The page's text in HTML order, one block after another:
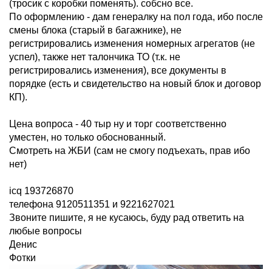
(тросик с коробки поменять). собсно все.
По оформлению - дам генералку на пол года, ибо после
смены блока (старый в багажнике), не
регистрировались изменения номерных агрегатов (не
успел), также нет талончика ТО (т.к. не
регистрировались изменения), все документы в
порядке (есть и свидетельство на новый блок и договор
КП).
Цена вопроса - 40 тыр ну и торг соответственно
уместен, но только обоснованный.
Смотреть на ЖБИ (сам не смогу подъехать, прав ибо
нет)
icq 193726870
телефона 9120511351 и 9221627021
Звоните пишите, я не кусаюсь, буду рад ответить на
любые вопросы
Денис
Фотки